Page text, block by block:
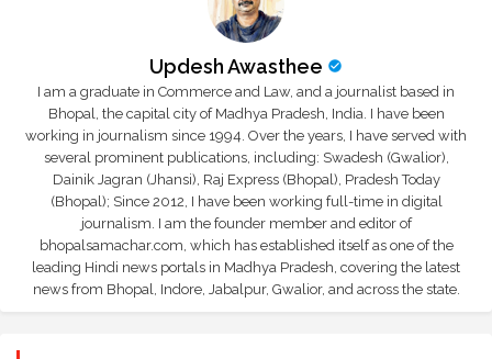
Updesh Awasthee
I am a graduate in Commerce and Law, and a journalist based in
Bhopal, the capital city of Madhya Pradesh, India. I have been
working in journalism since 1994. Over the years, I have served with
several prominent publications, including: Swadesh (Gwalior),
Dainik Jagran (Jhansi), Raj Express (Bhopal), Pradesh Today
(Bhopal); Since 2012, I have been working full-time in digital
journalism. I am the founder member and editor of
bhopalsamachar.com, which has established itself as one of the
leading Hindi news portals in Madhya Pradesh, covering the latest
news from Bhopal, Indore, Jabalpur, Gwalior, and across the state.